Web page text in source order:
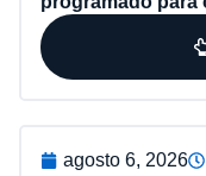
agosto 6, 2026